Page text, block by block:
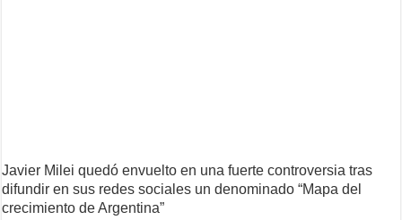
Javier Milei quedó envuelto en una fuerte controversia tras
difundir en sus redes sociales un denominado “Mapa del
crecimiento de Argentina”